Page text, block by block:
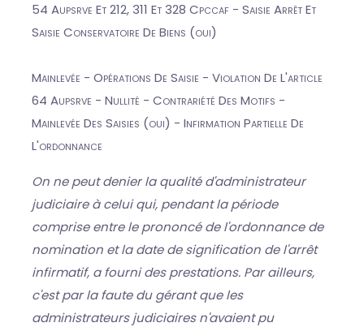
54 Aupsrve Et 212, 311 Et 328 Cpccaf - Saisie Arrêt Et
Saisie Conservatoire De Biens (oui)
Mainlevée - Opérations De Saisie - Violation De L'article
64 Aupsrve - Nullité - Contrariété Des Motifs -
Mainlevée Des Saisies (oui) - Infirmation Partielle De
L'ordonnance
On ne peut denier la qualité d'administrateur
judiciaire à celui qui, pendant la période
comprise entre le prononcé de l'ordonnance de
nomination et la date de signification de l'arrêt
infirmatif, a fourni des prestations. Par ailleurs,
c'est par la faute du gérant que les
administrateurs judiciaires n'avaient pu